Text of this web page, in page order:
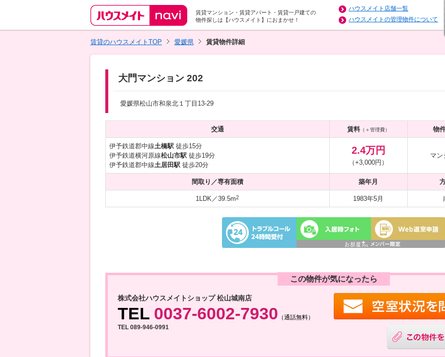
賃貸マンション・賃貸アパート・賃貸一戸建ての
物件探しは【ハウスメイト】におまかせ！
ハウスメイト店舗一覧
ハウスメイトの管理物件について
賃貸のハウスメイトTOP 愛媛県 賃貸物件詳細
大門マンション 202
愛媛県松山市和泉北１丁目13-29
交通 賃料（＋管理費） 物
伊予鉄道郡中線土橋駅徒歩15分
伊予鉄道横河原線松山市駅徒歩19分
伊予鉄道郡中線土居田駅徒歩20分
2.4万円
（+3,000円）
マン
間取り／専有面積 築年月
1LDK／39.5m2 1983年5月
この物件が気になったら
株式会社ハウスメイトショップ 松山城南店
TEL 0037-6002-7930 （通話無料）
TEL 089-946-0991